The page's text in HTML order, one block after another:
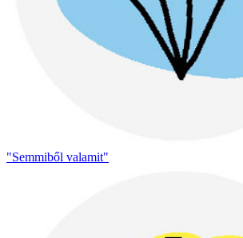
"Semmiből valamit"